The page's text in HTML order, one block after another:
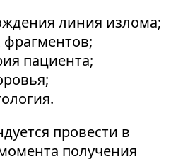
линия излома;
фрагментов;
пациента;
провести в
получения